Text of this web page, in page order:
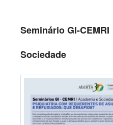
Seminário GI-
Sociedade